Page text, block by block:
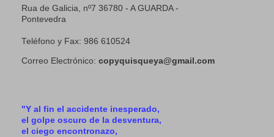
Rua de Galicia, nº7 36780 - A GUARDA -
Pontevedra
Teléfono y Fax: 986 610524
Correo Electrónico: copyquisqueya@gmail.com
"Y al fin el accidente inesperado,
el golpe oscuro de la desventura,
el ciego encontronazo,